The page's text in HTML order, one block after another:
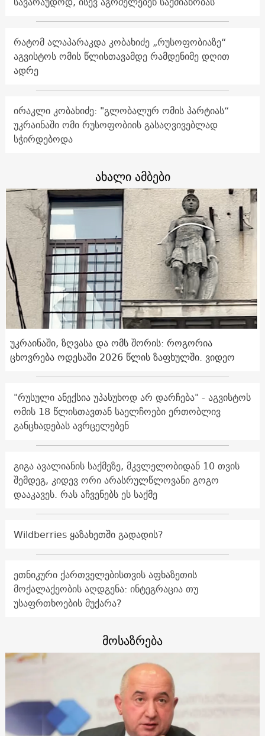
რატომ ალაპარაკდა კობახიძე „რუსოფობიაზე“
აგვისტოს ომის წლისთავამდე რამდენიმე დღით
ადრე
ირაკლი კობახიძე: "გლობალურ ომის პარტიას“
უკრაინაში ომი რუსოფობიის გასაღვივებლად
სჭირდებოდა
ახალი ამბები
უკრაინაში, ზღვასა და ომს შორის: როგორია
ცხოვრება ოდესაში 2026 წლის ზაფხულში. ვიდეო
"რუსული ანექსია უპასუხოდ არ დარჩება" - აგვისტოს
ომის 18 წლისთავთან საელჩოები ერთობლივ
განცხადებას ავრცელებენ
გიგა ავალიანის საქმეზე, მკვლელობიდან 10 თვის
შემდეგ, კიდევ ორი არასრულწლოვანი გოგო
დააკავეს. რას აჩვენებს ეს საქმე
Wildberries ყაზახეთში გადადის?
ეთნიკური ქართველებისთვის აფხაზეთის
მოქალაქეობის აღდგენა: ინტეგრაცია თუ
უსაფრთხოების მუქარა?
მოსაზრება